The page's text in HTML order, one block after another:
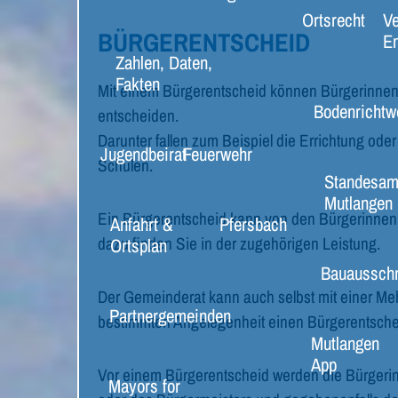
Zahlen, Daten,
Fakten
JugendbeiratFeuerwehr
Anfahrt &
Ortsplan
Pfersbach
Partnergemeinden
Mayors for
Ortsrecht
Mutlangen
Mutlangen
App
BÜRGERENTSCHEID
Mit einem Bürgerentscheid können
entscheiden.
Darunter fallen zum Beispiel die Errichtung
Schulen.
Ein Bürgerentscheid kann von den
dazu finden Sie in der zugehörigen Leistung.
Der Gemeinderat kann auch selbst mit einer
bestimmten Angelegenheit einen
Vor einem Bürgerentscheid werden die